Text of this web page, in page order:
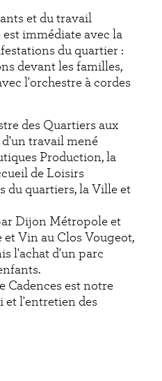
et du travail
immédiate avec la
du quartier :
devant les familles,
l'orchestre à cordes
des Quartiers aux
travail mené
Production, la
de Loisirs
du quartiers, la Ville et
Dijon Métropole et
Vin au Clos Vougeot,
l'achat d'un parc
Cadences est notre
et l'entretien des